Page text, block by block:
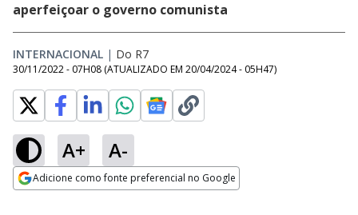
aperfeiçoar o governo comunista
INTERNACIONAL | Do R7
30/11/2022 - 07H08 (ATUALIZADO EM 20/04/2024 - 05H47)
A+ A-
Adicione como fonte preferencial no Google